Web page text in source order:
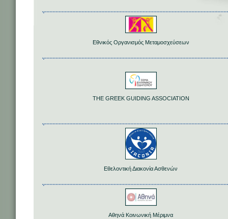
Εθνικός Οργανισμός Μεταμοσχεύσεων
THE GREEK GUIDING ASSOCIATION
Εθελοντική Διακονία Ασθενών
Αθηνά Κοινωνική Μέριμνα